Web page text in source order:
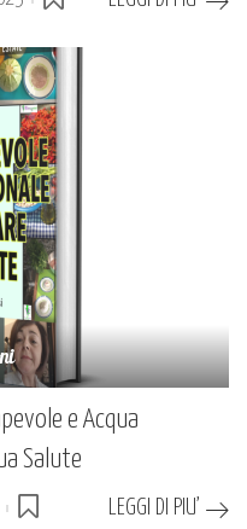
e Acqua
Salute
LEGGI DI PIU’